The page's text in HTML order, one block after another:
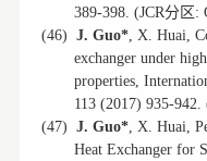
389-398. (JCR分区:
(46) J. Guo*, X. Huai,
exchanger under
properties,
113 (2017) 935-942.
(47) J. Guo*, X. Huai,
Heat Exchanger for